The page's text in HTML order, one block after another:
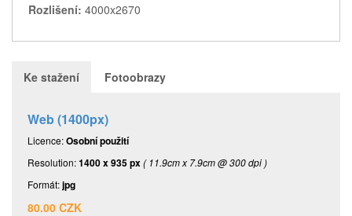
Rozlišení: 4000x2670
Ke stažení Fotoobrazy
Web (1400px)
Licence:Osobní použití
Resolution:1400 x 935 px( 11.9cm x 7.9cm @ 300 dpi )
Formát:jpg
80.00 CZK